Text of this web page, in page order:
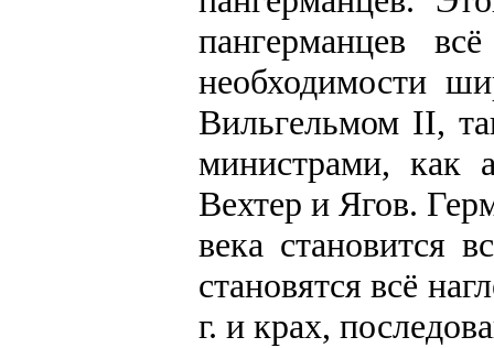
пангерманцев
необходимости
Вильгельмом II,
министрами, как
Вехтер и Ягов.
века становится
становятся всё
г. и крах,